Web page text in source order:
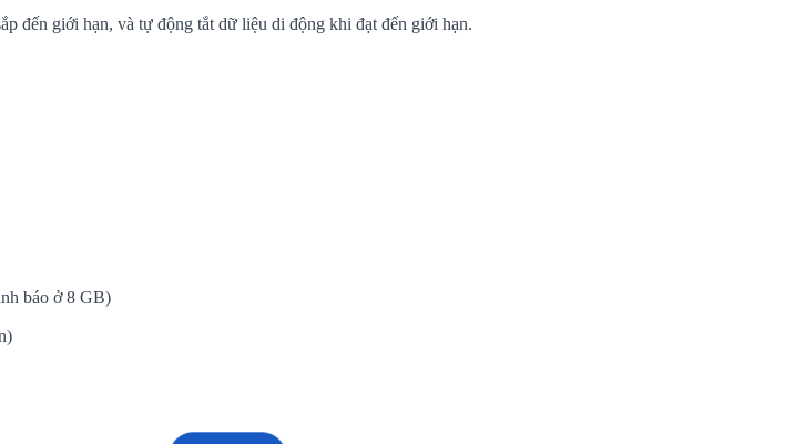
đến giới hạn, và tự động tắt dữ liệu di động khi đạt đến giới hạn.
báo ở 8 GB)